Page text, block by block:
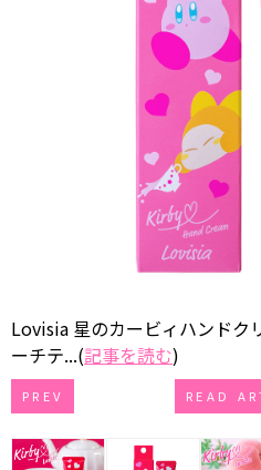
Lovisia 星のカービィハンドク
ーチテ...(記事を読む)
PREV READ